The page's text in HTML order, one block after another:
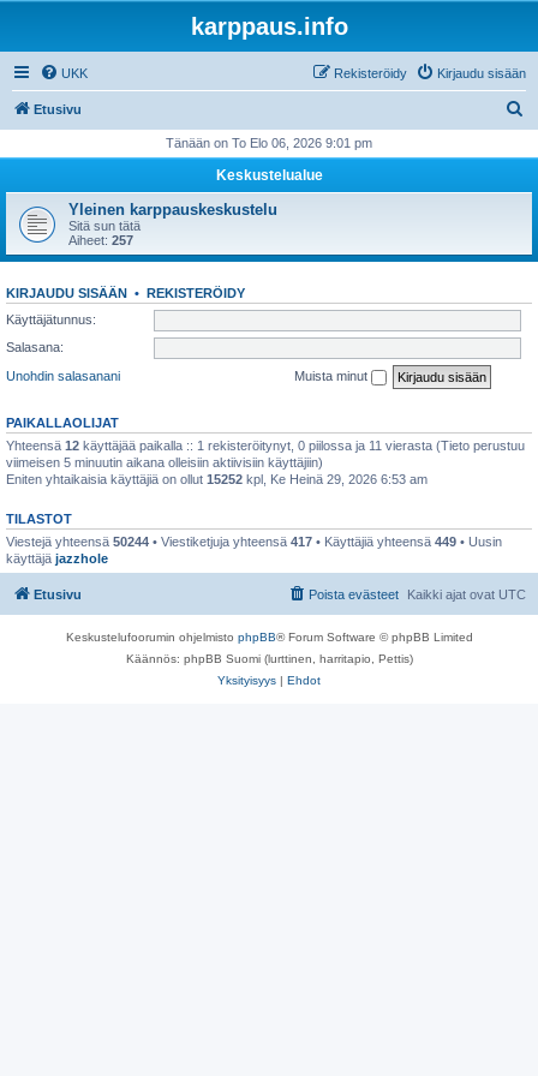
karppaus.info
UKK Kirjaudu sisään
Rekisteröidy
Etusivu
i
Tänään on To Elo 06, 2026 9:01 pm
Keskustelualue
Yleinen karppauskeskustelu
Sitä sun tätä
Aiheet: 257
KIRJAUDU SISÄÄN • REKISTERÖIDY
Käyttäjätunnus:
Salasana:
Unohdin salasanani
Muista minut
PAIKALLAOLIJAT
Yhteensä 12 käyttäjää paikalla :: 1 rekisteröitynyt, 0 piilossa ja 11 vierasta (Tieto perustuu
viimeisen 5 minuutin aikana olleisiin aktiivisiin käyttäjiin)
Eniten yhtaikaisia käyttäjiä on ollut 15252 kpl, Ke Heinä 29, 2026 6:53 am
TILASTOT
Viestejä yhteensä 50244 • Viestiketjuja yhteensä 417 • Käyttäjiä yhteensä 449 • Uusin
käyttäjä jazzhole
Etusivu Kaikki ajat ovat UTC
Poista evästeet
Keskustelufoorumin ohjelmisto phpBB® Forum Software © phpBB Limited
Käännös: phpBB Suomi (lurttinen, harritapio, Pettis)
Yksityisyys | Ehdot